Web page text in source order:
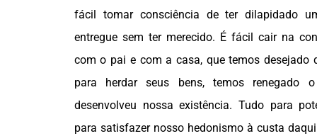
fácil tomar consciência de ter dilapidado
entregue sem ter merecido. É fácil cair na
com o pai e com a casa, que temos desejado
para herdar seus bens, temos renegado
desenvolveu nossa existência. Tudo para
para satisfazer nosso hedonismo à custa